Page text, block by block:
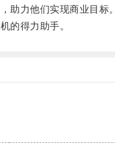
力他们实现商业目标。
的得力助手。